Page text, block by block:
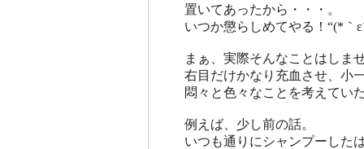
置いてあったから・・・。
いつか懲らしめてやる！“(*｀
まぁ、実際そんなことはしま
右目だけかなり充血させ、小
悶々と色々なことを考えてい
例えば、少し前の話。
いつも通りにシャンプーした